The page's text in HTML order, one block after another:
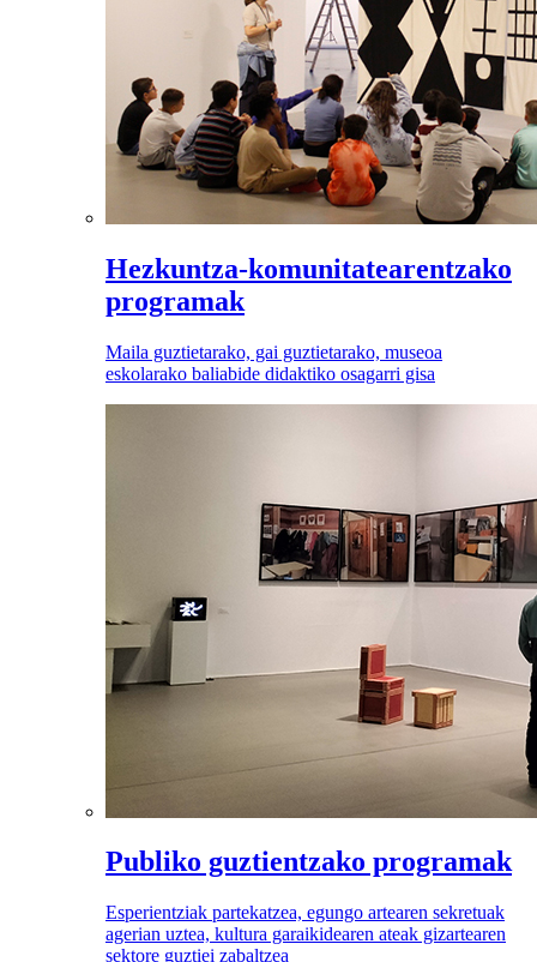
Hezkuntza-komunitatearentzako
programak
Maila guztietarako, gai guztietarako, museoa
eskolarako baliabide didaktiko osagarri gisa
Publiko guztientzako programak
Esperientziak partekatzea, egungo artearen sekretuak
agerian uztea, kultura garaikidearen ateak gizartearen
sektore guztiei zabaltzea